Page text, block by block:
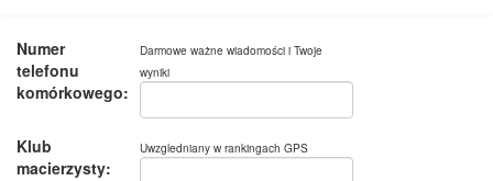
Numer
telefonu
komórkowego:
Darmowe ważne wiadomości i Twoje
wyniki
Klub
macierzysty:
Uwzgledniany w rankingach GPS